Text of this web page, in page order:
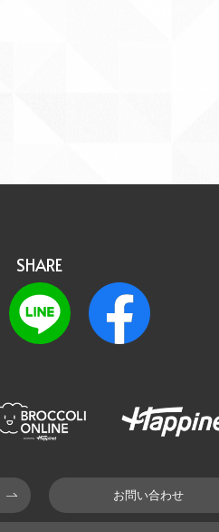
SHARE
お問い合わせ